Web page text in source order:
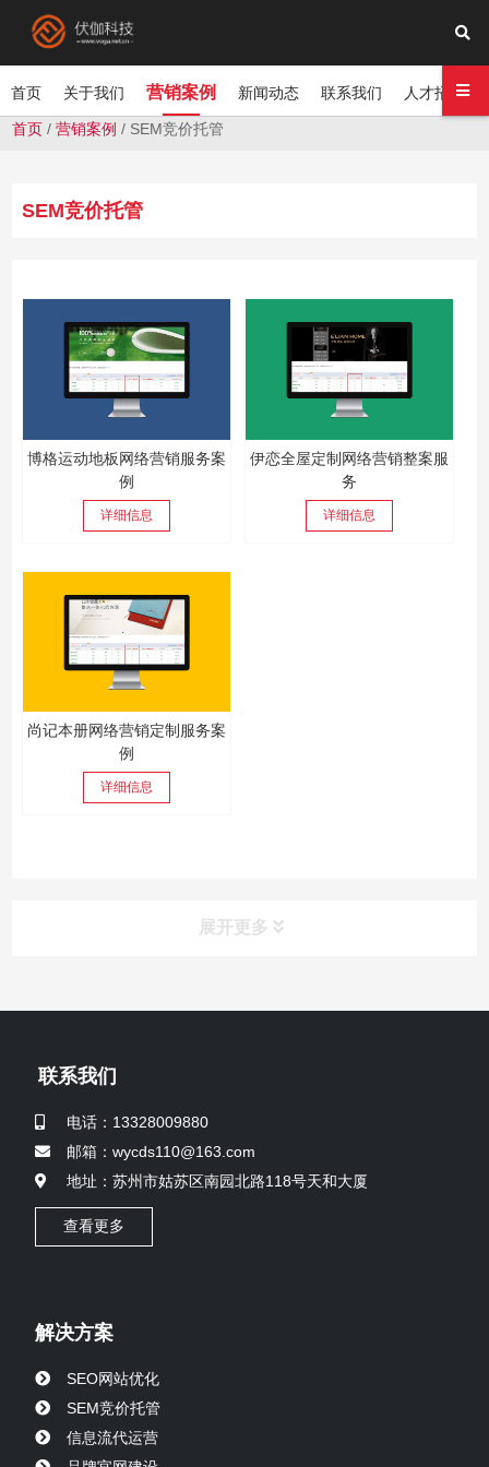
首页 关于我们 营销案例 新闻动态 联系我们 人才招聘
首页 /营销案例 / SEM竞价托管
SEM竞价托管
博格运动地板网络营销服务案
例
详细信息
伊恋全屋定制网络营销整案服
务
详细信息
尚记本册网络营销定制服务案
例
详细信息
展开更多
联系我们
电话：13328009880
邮箱：wycds110@163.com
地址：苏州市姑苏区南园北路118号天和大厦
查看更多
解决方案
SEO网站优化
SEM竞价托管
信息流代运营